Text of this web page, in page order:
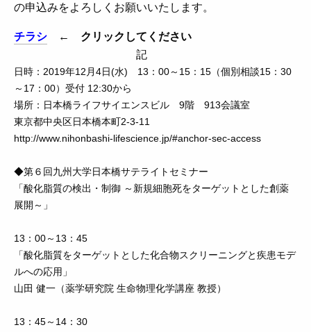
の申込みをよろしくお願いいたします。
チラシ ← クリックしてください
記
日時：2019年12月4日(水) 13：00～15：15（個別相談15：30
～17：00）受付 12:30から
場所：日本橋ライフサイエンスビル 9階 913会議室
東京都中央区日本橋本町2-3-11
http://www.nihonbashi-lifescience.jp/#anchor-sec-access
◆第６回九州大学日本橋サテライトセミナー
「酸化脂質の検出・制御 ～新規細胞死をターゲットとした創薬
展開～」
13：00～13：45
「酸化脂質をターゲットとした化合物スクリーニングと疾患モデ
ルへの応用」
山田 健一（薬学研究院 生命物理化学講座 教授）
13：45～14：30